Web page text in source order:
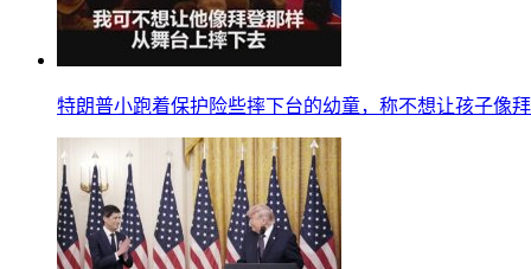
特朗普小跑着保护险些摔下台的幼童，称不想让孩子像